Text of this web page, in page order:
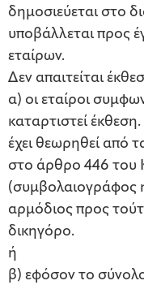
δημοσιεύεται στο
υποβάλλεται προς
εταίρων.
Δεν απαιτείται
α) οι εταίροι
καταρτιστεί
έχει θεωρηθεί από
στο άρθρο 446 του
(συμβολαιογράφος
αρμόδιος προς
δικηγόρο.
ή
β) εφόσον το